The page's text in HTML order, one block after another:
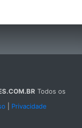
Todos os
Privacidade